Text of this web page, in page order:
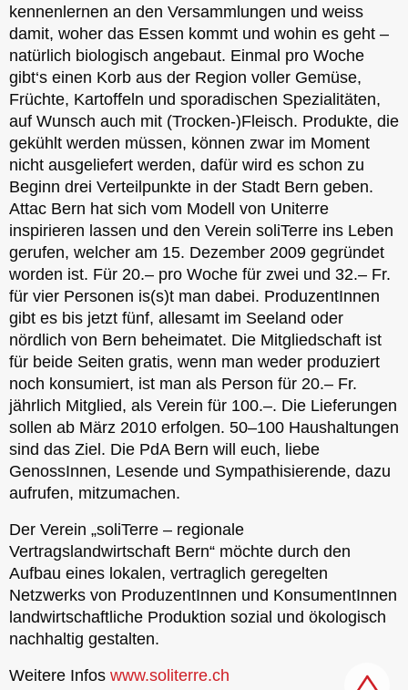
kennenlernen an den Versammlungen und weiss
damit, woher das Essen kommt und wohin es geht –
natürlich biologisch angebaut. Einmal pro Woche
gibt‘s einen Korb aus der Region voller Gemüse,
Früchte, Kartoffeln und sporadischen Spezialitäten,
auf Wunsch auch mit (Trocken-)Fleisch. Produkte, die
gekühlt werden müssen, können zwar im Moment
nicht ausgeliefert werden, dafür wird es schon zu
Beginn drei Verteilpunkte in der Stadt Bern geben.
Attac Bern hat sich vom Modell von Uniterre
inspirieren lassen und den Verein soliTerre ins Leben
gerufen, welcher am 15. Dezember 2009 gegründet
worden ist. Für 20.– pro Woche für zwei und 32.– Fr.
für vier Personen is(s)t man dabei. ProduzentInnen
gibt es bis jetzt fünf, allesamt im Seeland oder
nördlich von Bern beheimatet. Die Mitgliedschaft ist
für beide Seiten gratis, wenn man weder produziert
noch konsumiert, ist man als Person für 20.– Fr.
jährlich Mitglied, als Verein für 100.–. Die Lieferungen
sollen ab März 2010 erfolgen. 50–100 Haushaltungen
sind das Ziel. Die PdA Bern will euch, liebe
GenossInnen, Lesende und Sympathisierende, dazu
aufrufen, mitzumachen.
Der Verein „soliTerre – regionale
Vertragslandwirtschaft Bern“ möchte durch den
Aufbau eines lokalen, vertraglich geregelten
Netzwerks von ProduzentInnen und KonsumentInnen
landwirtschaftliche Produktion sozial und ökologisch
nachhaltig gestalten.
Weitere Infos www.soliterre.ch